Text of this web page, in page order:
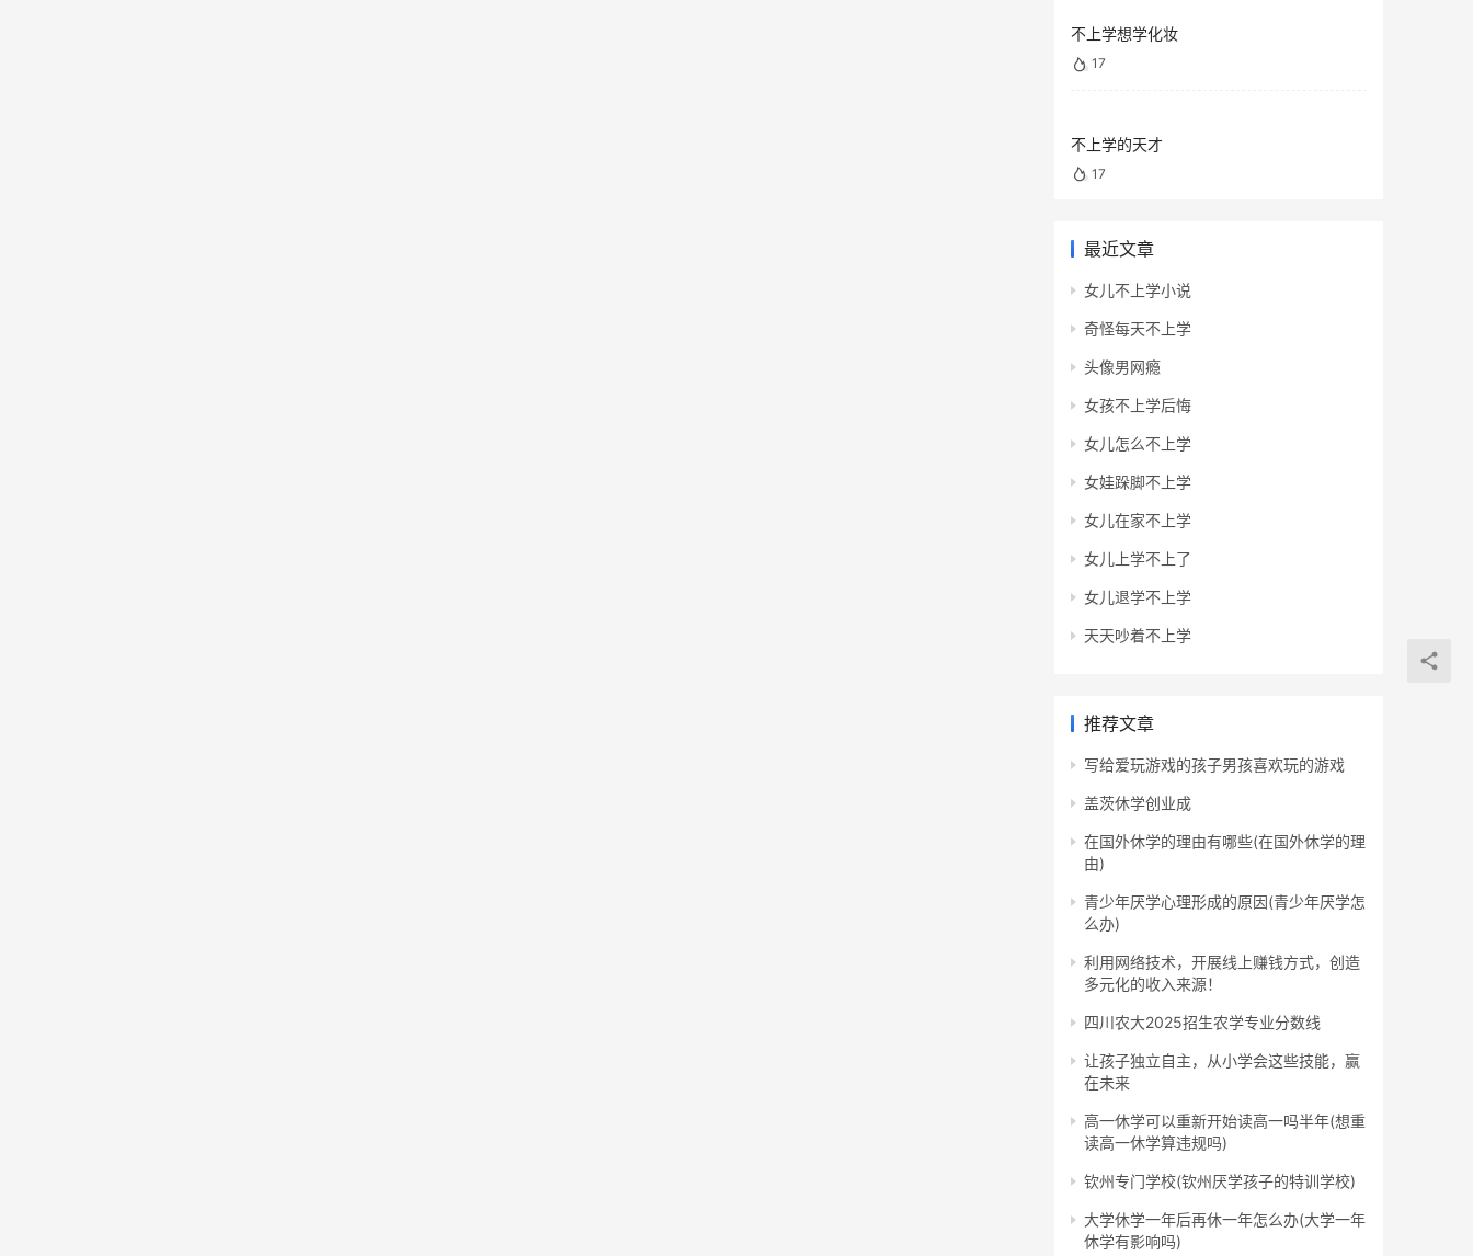
不上学想学化妆
17
不上学的天才
17
最近文章
女儿不上学小说
奇怪每天不上学
头像男网瘾
女孩不上学后悔
女儿怎么不上学
女娃跺脚不上学
女儿在家不上学
女儿上学不上了
女儿退学不上学
天天吵着不上学
推荐文章
写给爱玩游戏的孩子男孩喜欢玩的游戏
盖茨休学创业成
在国外休学的理由有哪些(在国外休学的理
由)
青少年厌学心理形成的原因(青少年厌学怎
么办)
利用网络技术，开展线上赚钱方式，创造
多元化的收入来源！
四川农大2025招生农学专业分数线
让孩子独立自主，从小学会这些技能，赢
在未来
高一休学可以重新开始读高一吗半年(想重
读高一休学算违规吗)
钦州专门学校(钦州厌学孩子的特训学校)
大学休学一年后再休一年怎么办(大学一年
休学有影响吗)